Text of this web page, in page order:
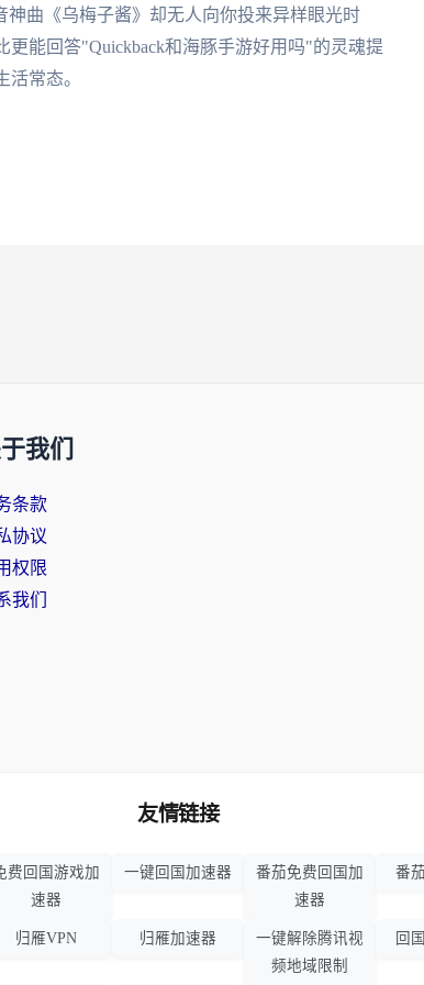
曲《乌梅子酱》却无人向你投来异样眼光时
能回答"Quickback和海豚手游好用吗"的灵魂提
常态。
我们
条款
协议
权限
我们
友情链接
费回国游戏加
速器
一键回国加速器
番茄免费回国加
速器
番
归雁VPN 归雁加速器
一键解除腾讯视
频地域限制
回